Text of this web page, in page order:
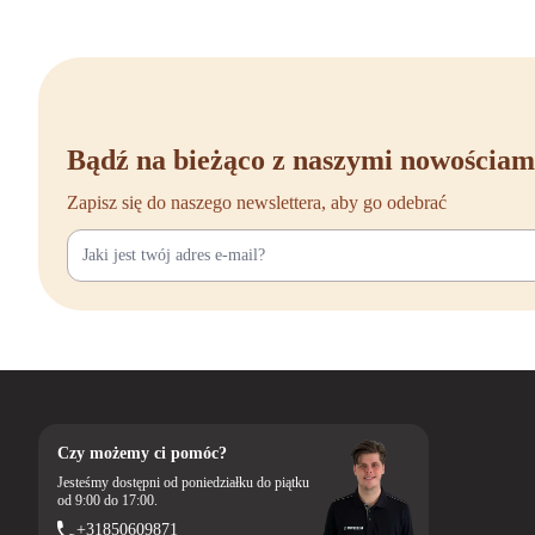
Bądź na bieżąco z naszymi
Zapisz się do naszego newslettera, aby go odebrać
Czy możemy ci pomóc?
Jesteśmy dostępni od poniedziałku do piątku
od 9:00 do 17:00.
+31850609871